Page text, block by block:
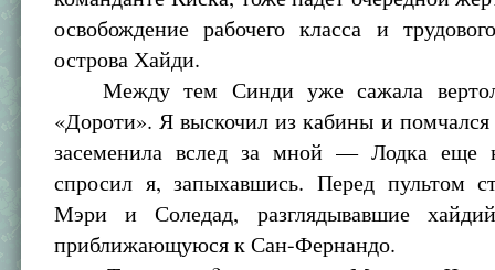
освобождение рабочего класса и
острова Хайди.
Между тем Синди уже сажала
«Дороти». Я выскочил из кабины и
засеменила вслед за мной — Лодка
спросил я, запыхавшись. Перед пультом
Мэри и Соледад, разглядывавшие
приближающуюся к Сан-Фернандо.